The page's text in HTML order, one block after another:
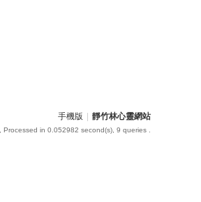
手機版 靜竹林心靈網站
, Processed in 0.052982 second(s), 9 queries .